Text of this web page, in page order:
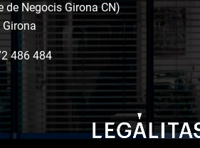
de Negocis Girona CN)
486 484